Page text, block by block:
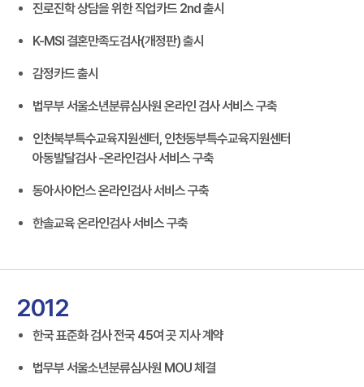
진로진학 상담을 위한 직업카드 2nd 출시
K-MSI 결혼만족도검사(개정판) 출시
감정카드 출시
법무부 서울소년분류심사원 온라인 검사 서비스 구축
인천북부특수교육지원센터, 인천동부특수교육지원센터
아동발달검사 -온라인검사 서비스 구축
동아사이언스 온라인검사 서비스 구축
한솔교육 온라인검사 서비스 구축
2012
한국 표준화 검사 전국 45여 곳 지사 계약
법무부 서울소년분류심사원 MOU 체결